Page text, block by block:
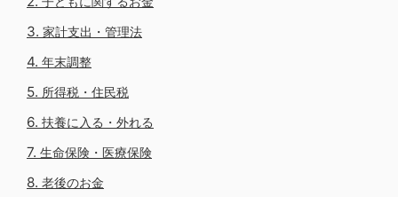
家計支出・管理法
年末調整
所得税・住民税
扶養に入る・外れる
生命保険・医療保険
老後のお金